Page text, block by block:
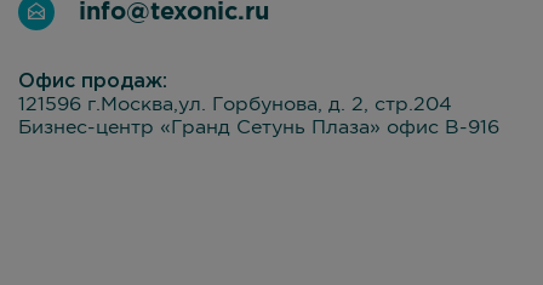
info@texonic.ru
Офис продаж:
121596 г.Москва,ул. Горбунова, д. 2, стр.204
Бизнес-центр «Гранд Сетунь Плаза» офис В-916